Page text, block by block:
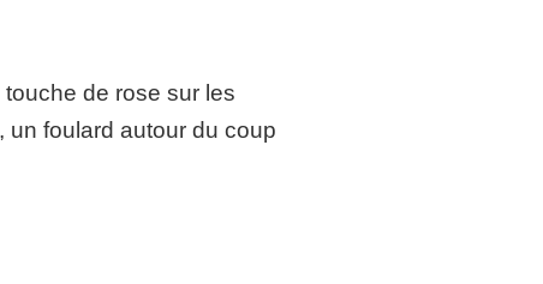
de rose sur les
un foulard autour du coup